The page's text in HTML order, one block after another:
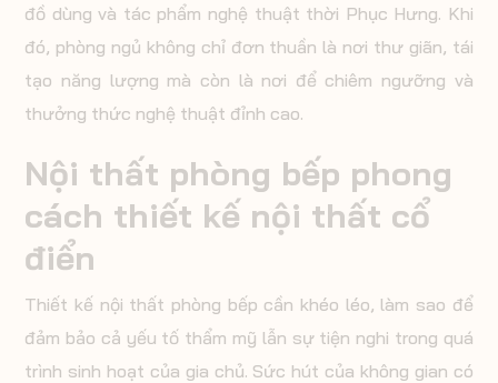
đồ dùng và tác phẩm nghệ thuật thời Phục Hưng. Khi
đó, phòng ngủ không chỉ đơn thuần là nơi thư giãn, tái
tạo năng lượng mà còn là nơi để chiêm ngưỡng và
thưởng thức nghệ thuật đỉnh cao.
Nội thất phòng bếp phong
cách thiết kế nội thất cổ
điển
Thiết kế nội thất phòng bếp cần khéo léo, làm sao để
đảm bảo cả yếu tố thẩm mỹ lẫn sự tiện nghi trong quá
trình sinh hoạt của gia chủ. Sức hút của không gian có